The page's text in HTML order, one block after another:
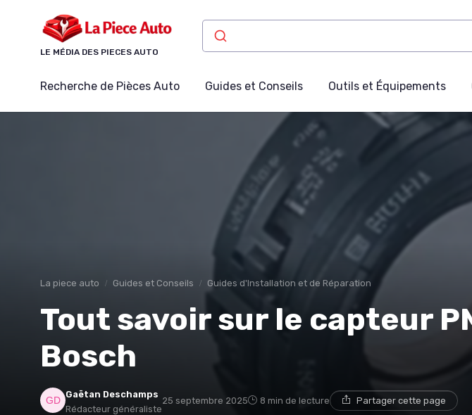
LE MÉDIA DES PIECES AUTO
Recherche de Pièces Auto Guides et Conseils Outils et Équipements
La piece auto Guides et Conseils Guides d'Installation et de Réparation
Tout savoir sur le capteur
Bosch
Gaëtan Deschamps
Rédacteur généraliste
25 septembre 2025 8 min de lecture Partager cette page